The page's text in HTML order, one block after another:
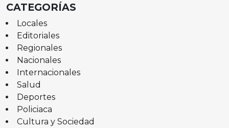
CATEGORÍAS
Locales
Editoriales
Regionales
Nacionales
Internacionales
Salud
Deportes
Policiaca
Cultura y Sociedad